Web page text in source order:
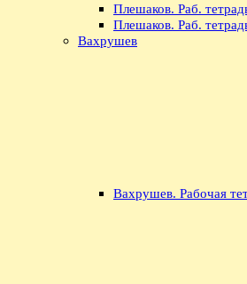
Плешаков. Раб.
Плешаков. Раб.
Вахрушев
Вахрушев. Рабочая